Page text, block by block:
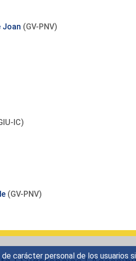
carácter personal de los usuarios
Joan (GV-PNV)
IC)
(GV-PNV)